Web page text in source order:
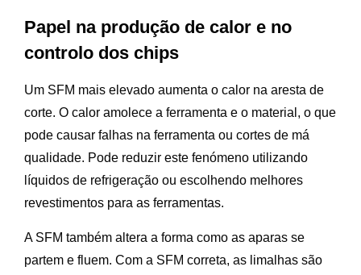
Papel na produção de calor e no
controlo dos chips
Um SFM mais elevado aumenta o calor na aresta de
corte. O calor amolece a ferramenta e o material, o que
pode causar falhas na ferramenta ou cortes de má
qualidade. Pode reduzir este fenómeno utilizando
líquidos de refrigeração ou escolhendo melhores
revestimentos para as ferramentas.
A SFM também altera a forma como as aparas se
partem e fluem. Com a SFM correta, as limalhas são